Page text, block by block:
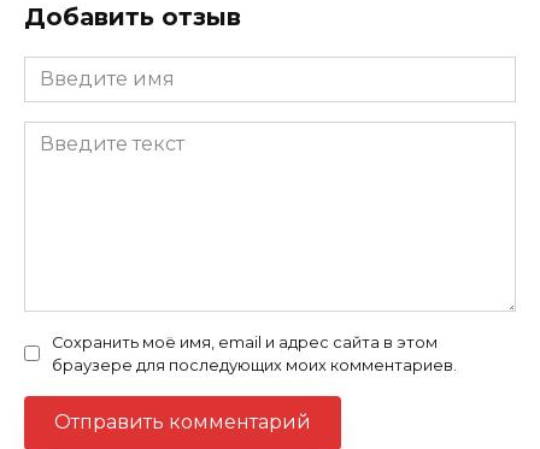
Добавить отзыв
Сохранить моё имя, email и адрес сайта в этом
браузере для последующих моих комментариев.